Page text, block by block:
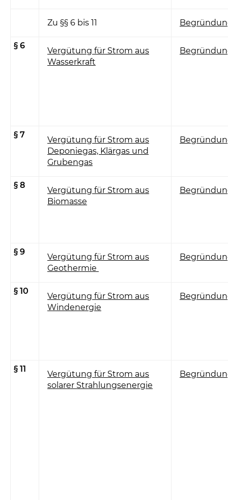
Zu §§ 6 bis 11
§ 6
Vergütung für Strom aus
Wasserkraft
§ 7
Vergütung für Strom aus
Deponiegas, Klärgas und
Grubengas
§ 8
Vergütung für Strom aus
Biomasse
§ 9
Vergütung für Strom aus
Geothermie
§ 10
Vergütung für Strom aus
Windenergie
§ 11
Vergütung für Strom aus
solarer Strahlungsenergie